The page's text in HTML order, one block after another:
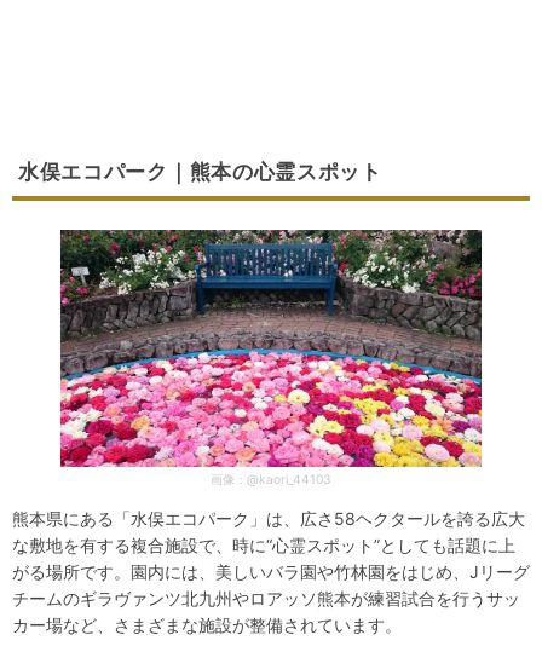
水俣エコパーク｜熊本の心霊スポット
画像：@kaori_44103
熊本県にある「水俣エコパーク」は、広さ58ヘクタールを誇る広大
な敷地を有する複合施設で、時に“心霊スポット”としても話題に上
がる場所です。園内には、美しいバラ園や竹林園をはじめ、Jリーグ
チームのギラヴァンツ北九州やロアッソ熊本が練習試合を行うサッ
カー場など、さまざまな施設が整備されています。